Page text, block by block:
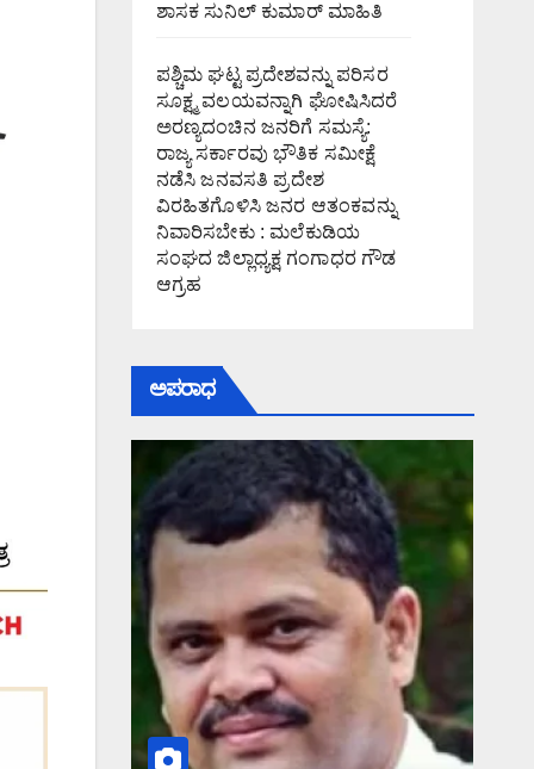
ಶಾಸಕ ಸುನಿಲ್ ಕುಮಾರ್ ಮಾಹಿತಿ
ಪಶ್ಚಿಮ ಘಟ್ಟ ಪ್ರದೇಶವನ್ನು ಪರಿಸರ
ಸೂಕ್ಷ್ಮ ವಲಯವನ್ನಾಗಿ ಘೋಷಿಸಿದರೆ
ಅರಣ್ಯದಂಚಿನ ಜನರಿಗೆ ಸಮಸ್ಯೆ:
ರಾಜ್ಯ ಸರ್ಕಾರವು ಭೌತಿಕ ಸಮೀಕ್ಷೆ
ನಡೆಸಿ ಜನವಸತಿ ಪ್ರದೇಶ
ವಿರಹಿತಗೊಳಿಸಿ ಜನರ ಆತಂಕವನ್ನು
ನಿವಾರಿಸಬೇಕು : ಮಲೆಕುಡಿಯ
ಸಂಘದ ಜಿಲ್ಲಾಧ್ಯಕ್ಷ ಗಂಗಾಧರ ಗೌಡ
ಆಗ್ರಹ
ಅಪರಾಧ